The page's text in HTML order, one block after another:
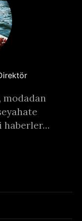
modadan
haberler…